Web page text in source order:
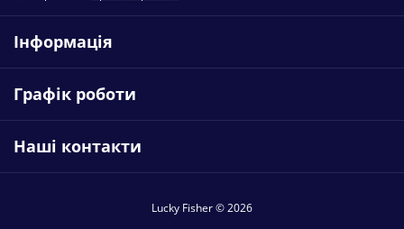
Інформація
Графік роботи
Наші контакти
Lucky Fisher © 2026